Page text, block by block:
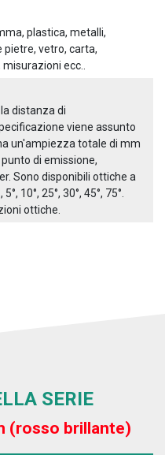
plastica, metalli,
pietre, vetro, carta,
ecc..
distanza di
viene assunto
un'ampiezza totale di mm
di emissione,
Sono disponibili ottiche a
10°, 25°, 30°, 45°, 75°.
ottiche.
SERIE
(rosso brillante)